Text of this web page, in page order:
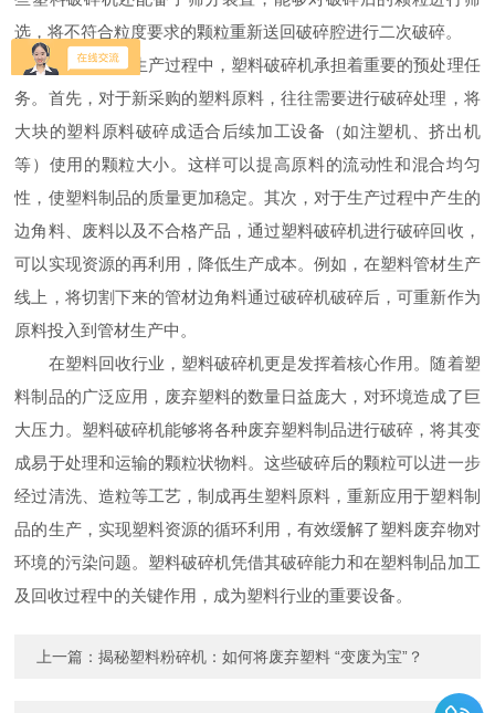
选，将不符合粒度要求的颗粒重新送回破碎腔进行二次破碎。
在塑料制品生产过程中，塑料破碎机承担着重要的预处理任
务。首先，对于新采购的塑料原料，往往需要进行破碎处理，将
大块的塑料原料破碎成适合后续加工设备（如注塑机、挤出机
等）使用的颗粒大小。这样可以提高原料的流动性和混合均匀
性，使塑料制品的质量更加稳定。其次，对于生产过程中产生的
边角料、废料以及不合格产品，通过塑料破碎机进行破碎回收，
可以实现资源的再利用，降低生产成本。例如，在塑料管材生产
线上，将切割下来的管材边角料通过破碎机破碎后，可重新作为
原料投入到管材生产中。
在塑料回收行业，塑料破碎机更是发挥着核心作用。随着塑
料制品的广泛应用，废弃塑料的数量日益庞大，对环境造成了巨
大压力。塑料破碎机能够将各种废弃塑料制品进行破碎，将其变
成易于处理和运输的颗粒状物料。这些破碎后的颗粒可以进一步
经过清洗、造粒等工艺，制成再生塑料原料，重新应用于塑料制
品的生产，实现塑料资源的循环利用，有效缓解了塑料废弃物对
环境的污染问题。塑料破碎机凭借其破碎能力和在塑料制品加工
及回收过程中的关键作用，成为塑料行业的重要设备。
上一篇：揭秘塑料粉碎机：如何将废弃塑料 “变废为宝”？